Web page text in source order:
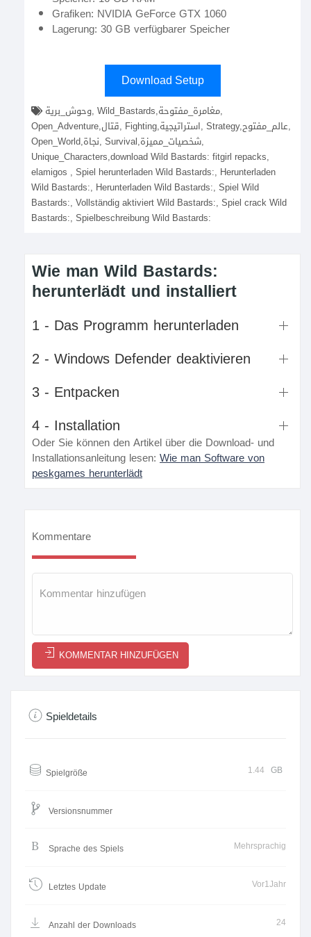
Grafiken: NVIDIA GeForce GTX 1060
Lagerung: 30 GB verfügbarer Speicher
Download Setup
Open_Adventure,قتال, Fighting,استراتيجية, Strategy,عالم_مفتوح,
Open_World,نجاة, Survival,شخصيات_مميزة,
Unique_Characters,download Wild Bastards: fitgirl repacks,
elamigos , Spiel herunterladen Wild Bastards:, Herunterladen
Wild Bastards:, Herunterladen Wild Bastards:, Spiel Wild
Bastards:, Vollständig aktiviert Wild Bastards:, Spiel crack Wild
Bastards:, Spielbeschreibung Wild Bastards:
Wie man Wild Bastards:
herunterlädt und installiert
1 - Das Programm herunterladen
2 - Windows Defender deaktivieren
3 - Entpacken
4 - Installation
Oder Sie können den Artikel über die Download- und
Installationsanleitung lesen: Wie man Software von
peskgames herunterlädt
Kommentare
KOMMENTAR HINZUFÜGEN
Spieldetails
Spielgröße 1.44 GB
Versionsnummer
Sprache des Spiels Mehrsprachig
Letztes Update Vor1Jahr
Anzahl der Downloads 24